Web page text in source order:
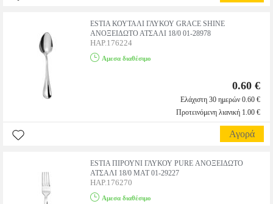
ESTIA ΚΟΥΤΑΛΙ ΓΛΥΚΟΥ GRACE SHINE
ΑΝΟΞΕΙΔΩΤΟ ΑΤΣΑΛΙ 18/0 01-28978
HAP.176224
Αμεσα διαθέσιμο
0.60 €
Ελάχιστη 30 ημερών 0.60 €
Προτεινόμενη λιανική 1.00 €
Αγορά
ESTIA ΠΙΡΟΥΝΙ ΓΛΥΚΟΥ PURE ΑΝΟΞΕΙΔΩΤΟ
ΑΤΣΑΛΙ 18/0 MAT 01-29227
HAP.176270
Αμεσα διαθέσιμο